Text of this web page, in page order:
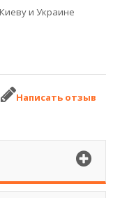
и Украине
Написать отзыв